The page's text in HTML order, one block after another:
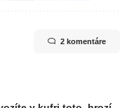
2 komentáre